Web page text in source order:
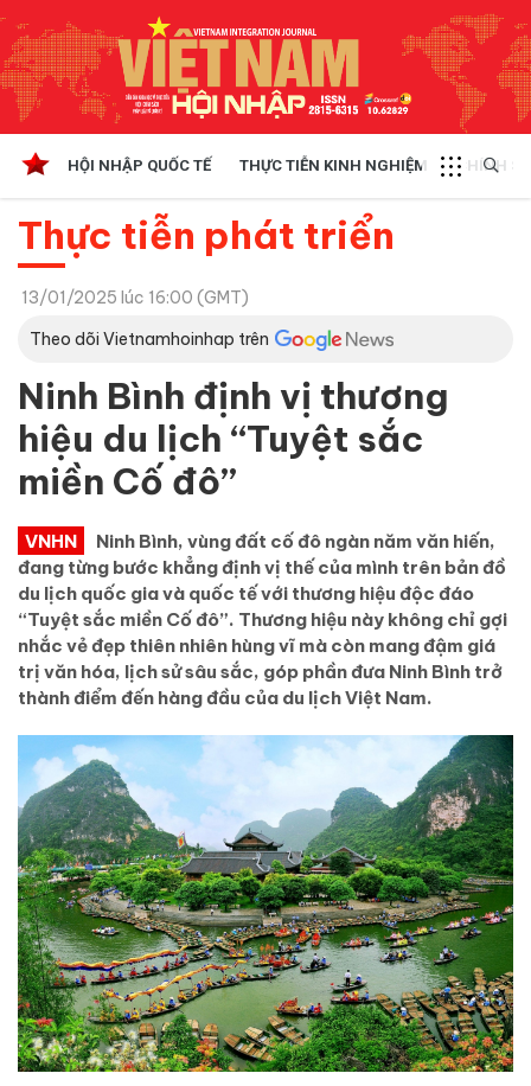
HỘI NHẬP QUỐC TẾ THỰC TIỄN KINH NGHIỆM CHÍNH
Thực tiễn phát triển
13/01/2025 lúc 16:00 (GMT)
Theo dõi Vietnamhoinhap trên
Ninh Bình định vị thương
hiệu du lịch “Tuyệt sắc
miền Cố đô”
VNHN
Ninh Bình, vùng đất cố đô ngàn năm văn hiến,
đang từng bước khẳng định vị thế của mình trên bản đồ
du lịch quốc gia và quốc tế với thương hiệu độc đáo
“Tuyệt sắc miền Cố đô”. Thương hiệu này không chỉ gợi
nhắc vẻ đẹp thiên nhiên hùng vĩ mà còn mang đậm giá
trị văn hóa, lịch sử sâu sắc, góp phần đưa Ninh Bình trở
thành điểm đến hàng đầu của du lịch Việt Nam.